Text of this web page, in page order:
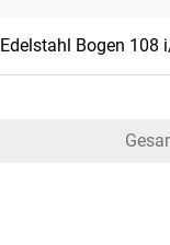
Edelstahl Bogen 108